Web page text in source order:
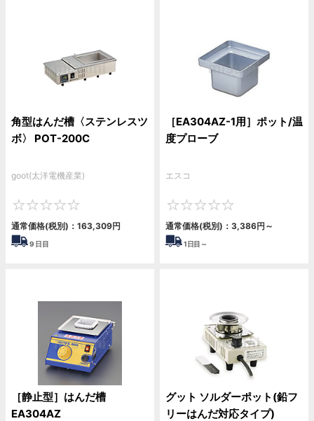
角型はんだ槽〈ステンレスツ
ボ〉 POT-200C
goot(太洋電機産業)
通常価格(税別)： 163,309円
9 日目
［EA304AZ-1用］ポット/温
度プローブ
エスコ
通常価格(税別)： 3,386円 ～
1日目～
［静止型］はんだ槽
EA304AZ
グット ソルダーポット(鉛フ
リーはんだ対応タイプ)